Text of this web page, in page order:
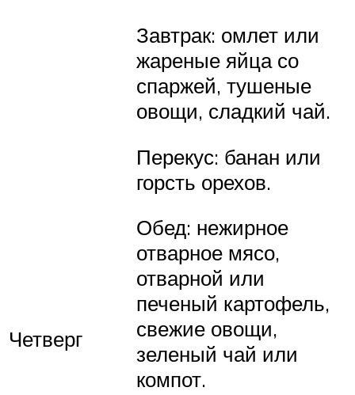
Четверг
Завтрак: омлет или
жареные яйца со
спаржей, тушеные
овощи, сладкий чай.
Перекус: банан или
горсть орехов.
Обед: нежирное
отварное мясо,
отварной или
печеный картофель,
свежие овощи,
зеленый чай или
компот.